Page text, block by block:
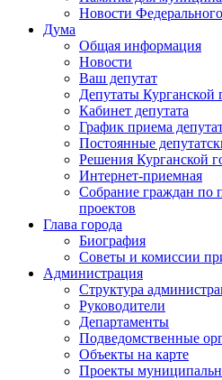
Новости
Дума
Общая информация
Новости
Ваш депутат
Депутаты Курганской
Кабинет депутата
График приема
Постоянные
Решения Курганской
Интернет-приемная
Собрание граждан по
проектов
Глава города
Биография
Советы и комиссии
Администрация
Структура
Руководители
Департаменты
Подведомственные
Объекты на карте
Проекты